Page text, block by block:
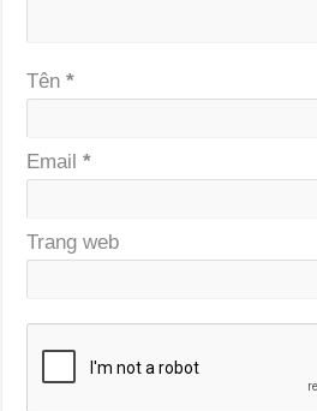
Tên*
Email*
Trang web